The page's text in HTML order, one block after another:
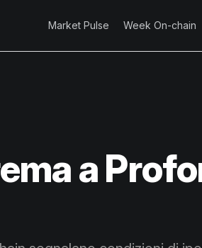
Market Pulse Week On-chain
a